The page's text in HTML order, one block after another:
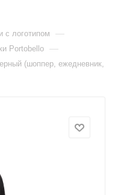
c логотипом —
Portobello —
(шоппер, ежедневник,